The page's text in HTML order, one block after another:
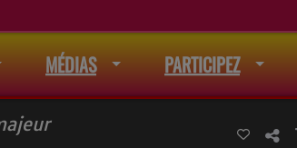
MÉDIAS PARTICIPEZ